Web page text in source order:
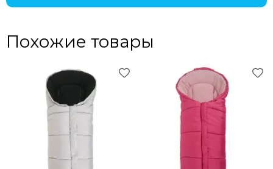
Похожие товары